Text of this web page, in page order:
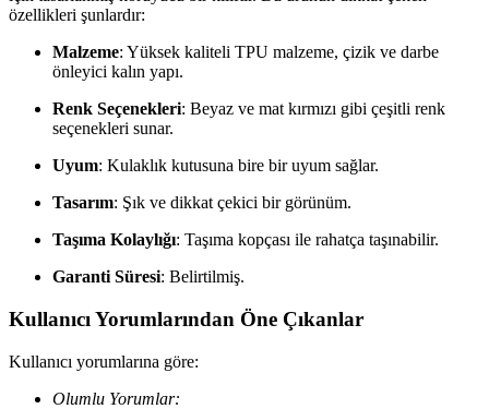
özellikleri şunlardır:
Malzeme: Yüksek kaliteli TPU malzeme, çizik ve darbe
önleyici kalın yapı.
Renk Seçenekleri: Beyaz ve mat kırmızı gibi çeşitli renk
seçenekleri sunar.
Uyum: Kulaklık kutusuna bire bir uyum sağlar.
Tasarım: Şık ve dikkat çekici bir görünüm.
Taşıma Kolaylığı: Taşıma kopçası ile rahatça taşınabilir.
Garanti Süresi: Belirtilmiş.
Kullanıcı Yorumlarından Öne Çıkanlar
Kullanıcı yorumlarına göre:
Olumlu Yorumlar: